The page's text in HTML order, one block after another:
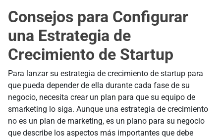
Consejos para Configurar
una Estrategia de
Crecimiento de Startup
Para lanzar su estrategia de crecimiento de startup para
que pueda depender de ella durante cada fase de su
negocio, necesita crear un plan para que su equipo de
smarketing lo siga. Aunque una estrategia de crecimiento
no es un plan de marketing, es un plano para su negocio
que describe los aspectos más importantes que debe